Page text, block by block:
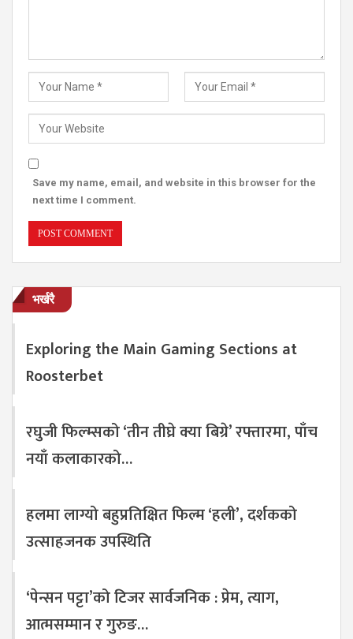
Save my name, email, and website in this browser for the
next time I comment.
भर्खरै
Exploring the Main Gaming Sections at
Roosterbet
रघुजी फिल्म्सको ‘तीन तीघ्रे क्या बिग्रे’ रफ्तारमा, पाँच
नयाँ कलाकारको…
हलमा लाग्यो बहुप्रतिक्षित फिल्म ‘हली’, दर्शकको
उत्साहजनक उपस्थिति
‘पेन्सन पट्टा’को टिजर सार्वजनिक : प्रेम, त्याग,
आत्मसम्मान र गुरुङ…